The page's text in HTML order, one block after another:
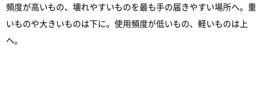
頻度が高いもの、壊れやすいものを最も手の届きやすい場所へ。重
いものや大きいものは下に。使用頻度が低いもの、軽いものは上
へ。